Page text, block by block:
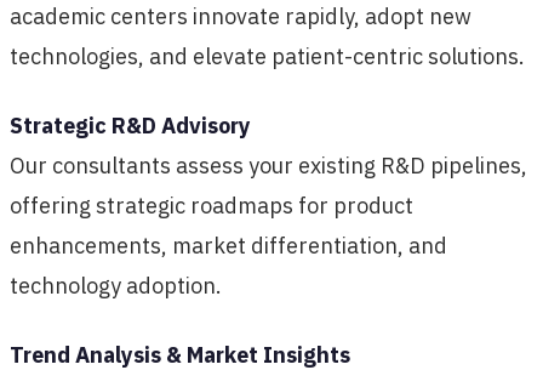
academic centers innovate rapidly, adopt new
technologies, and elevate patient-centric solutions.
Strategic R&D Advisory
Our consultants assess your existing R&D pipelines,
offering strategic roadmaps for product
enhancements, market differentiation, and
technology adoption.
Trend Analysis & Market Insights